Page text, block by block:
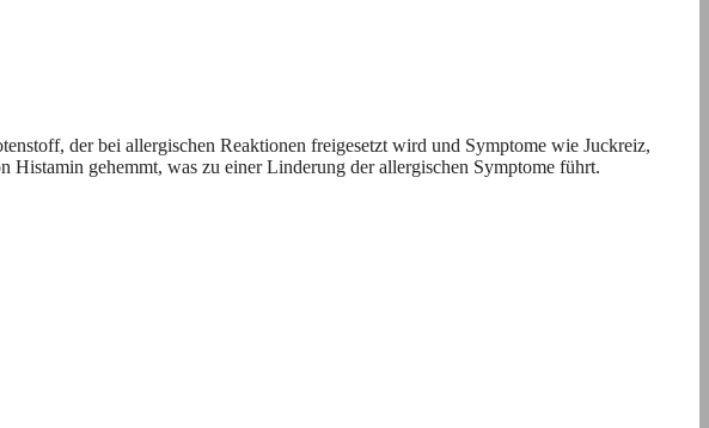
der bei allergischen Reaktionen freigesetzt wird und Symptome wie Juckreiz,
gehemmt, was zu einer Linderung der allergischen Symptome führt.